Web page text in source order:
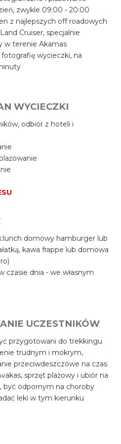
zwykle 09:00 - 20:00
z najlepszych off roadowych
Cruiser, specjalnie
w terenie Akamas
fotografię wycieczki, na
WYCIECZKI
odbiór z hoteli i
domowy hamburger lub
kawa frappe lub domowa
czasie dnia - we własnym
UCZESTNIKÓW
przygotowani do trekkingu
trudnym i mokrym,
przeciwdeszczowe na czas
sprzęt plażowy i ubiór na
być odpornym na choroby
leki w tym kierunku